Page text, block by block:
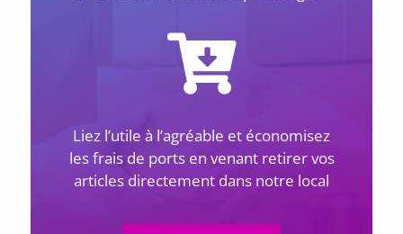
ACTUALITÉS
1 avril 2026
LES GÉNOCIDES DU 20E SIÈCLE ET LES JUSTES –
Liez l’utile à l’agréable et économisez
les frais de ports en venant retirer vos
articles directement dans notre local